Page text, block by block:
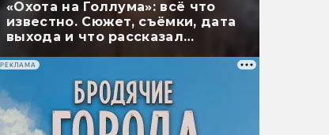
«Охота на Голлума»: всё что
известно. Сюжет, съёмки, дата
выхода и что рассказал
РЕКЛАМА